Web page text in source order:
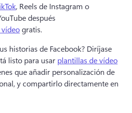
, Reels de Instagram o
después
gratis.
historias de Facebook? Diríjase
listo para usar plantillas de vídeo
que añadir personalización de
y compartirlo directamente en